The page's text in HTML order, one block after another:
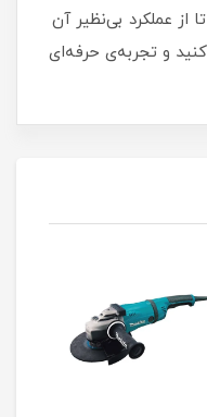
از عملکرد بی‌نظیر آن
و تجربه‌ی حرفه‌ای